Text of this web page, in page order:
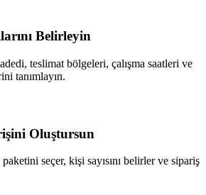
Belirleyin
teslimat bölgeleri, çalışma saatleri ve
tanımlayın.
Oluştursun
seçer, kişi sayısını belirler ve sipariş